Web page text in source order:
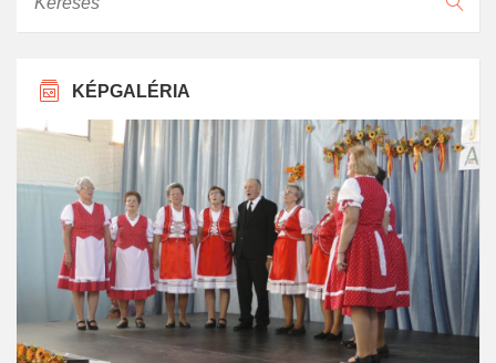
KÉPGALÉRIA